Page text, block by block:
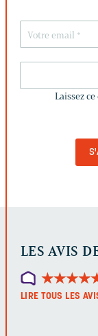
Laissez
LES AVIS
★★★★
★★★★
LIRE TOUS LES